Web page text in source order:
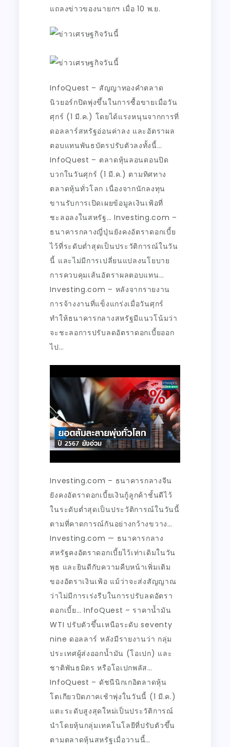
แถลงข่าวของนายกฯ เมื่อ 10 พ.ย.
InfoQuest – สัญญาทองคำตลาด
นิวยอร์กปิดพุ่งขึ้นในการซื้อขายเมื่อวัน
ศุกร์ (1 มี.ค.) โดยได้แรงหนุนจากการที่
ดอลลาร์สหรัฐอ่อนค่าลง และอัตราผล
ตอบแทนพันธบัตรปรับตัวลงทั้งนี้…
InfoQuest – ตลาดหุ้นลอนดอนปิด
บวกในวันศุกร์ (1 มี.ค.) ตามทิศทาง
ตลาดหุ้นทั่วโลก เนื่องจากนักลงทุน
ขานรับการเปิดเผยข้อมูลเงินเฟ้อที่
ชะลอลงในสหรัฐ… Investing.com –
ธนาคารกลางญี่ปุ่นยังคงอัตราดอกเบี้ย
ไว้ที่ระดับต่ำสุดเป็นประวัติการณ์ในวัน
นี้ และไม่มีการเปลี่ยนแปลงนโยบาย
การควบคุมเส้นอัตราผลตอบแทน…
Investing.com – หลังจากรายงาน
การจ้างงานที่แข็งแกร่งเมื่อวันศุกร์
ทำให้ธนาคารกลางสหรัฐมีแนวโน้มว่า
จะชะลอการปรับลดอัตราดอกเบี้ยออก
ไป…
Investing.com – ธนาคารกลางจีน
ยังคงอัตราดอกเบี้ยเงินกู้ลูกค้าชั้นดีไว้
ในระดับต่ำสุดเป็นประวัติการณ์ในวันนี้
ตามที่คาดการณ์กันอย่างกว้างขวาง…
Investing.com — ธนาคารกลาง
สหรัฐคงอัตราดอกเบี้ยไว้เท่าเดิมในวัน
พุธ และยินดีกับความคืบหน้าเพิ่มเติม
ของอัตราเงินเฟ้อ แม้ว่าจะส่งสัญญาณ
ว่าไม่มีการเร่งรีบในการปรับลดอัตรา
ดอกเบี้ย… InfoQuest – ราคาน้ำมัน
WTI ปรับตัวขึ้นเหนือระดับ seventy
nine ดอลลาร์ หลังมีรายงานว่า กลุ่ม
ประเทศผู้ส่งออกน้ำมัน (โอเปก) และ
ชาติพันธมิตร หรือโอเปกพลัส…
InfoQuest – ดัชนีนิกเกอิตลาดหุ้น
โตเกียวปิดภาคเช้าพุ่งในวันนี้ (1 มี.ค.)
แตะระดับสูงสุดใหม่เป็นประวัติการณ์
นำโดยหุ้นกลุ่มเทคโนโลยีที่ปรับตัวขึ้น
ตามตลาดหุ้นสหรัฐเมื่อวานนี้…